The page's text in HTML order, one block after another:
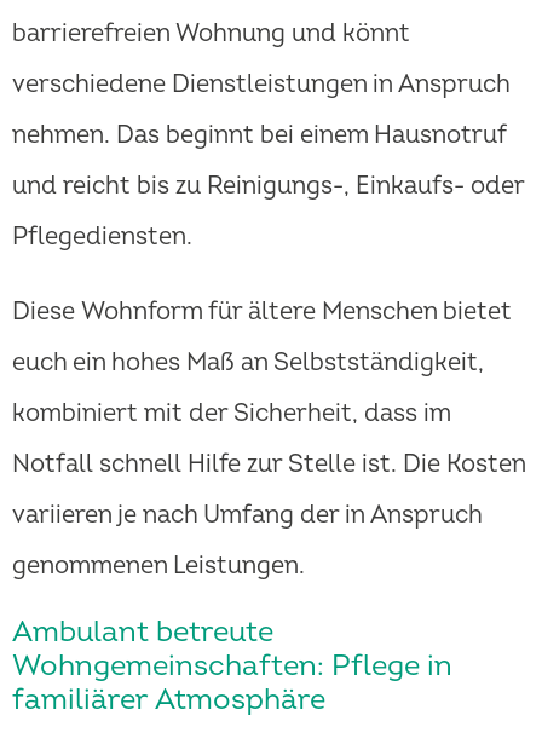
barrierefreien Wohnung und könnt
verschiedene Dienstleistungen in Anspruch
nehmen. Das beginnt bei einem Hausnotruf
und reicht bis zu Reinigungs-, Einkaufs- oder
Pflegediensten.
Diese Wohnform für ältere Menschen bietet
euch ein hohes Maß an Selbstständigkeit,
kombiniert mit der Sicherheit, dass im
Notfall schnell Hilfe zur Stelle ist. Die Kosten
variieren je nach Umfang der in Anspruch
genommenen Leistungen.
Ambulant betreute
Wohngemeinschaften: Pflege in
familiärer Atmosphäre